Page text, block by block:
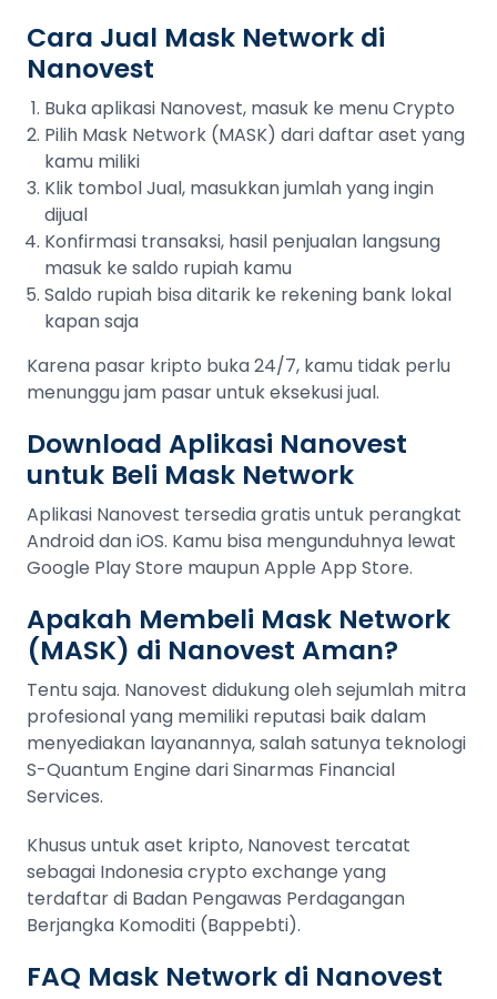
Cara Jual Mask Network di
Nanovest
Buka aplikasi Nanovest, masuk ke menu Crypto
Pilih Mask Network (MASK) dari daftar aset yang
kamu miliki
Klik tombol Jual, masukkan jumlah yang ingin
dijual
Konfirmasi transaksi, hasil penjualan langsung
masuk ke saldo rupiah kamu
Saldo rupiah bisa ditarik ke rekening bank lokal
kapan saja
Karena pasar kripto buka 24/7, kamu tidak perlu
menunggu jam pasar untuk eksekusi jual.
Download Aplikasi Nanovest
untuk Beli Mask Network
Aplikasi Nanovest tersedia gratis untuk perangkat
Android dan iOS. Kamu bisa mengunduhnya lewat
Google Play Store maupun Apple App Store.
Apakah Membeli Mask Network
(MASK) di Nanovest Aman?
Tentu saja. Nanovest didukung oleh sejumlah mitra
profesional yang memiliki reputasi baik dalam
menyediakan layanannya, salah satunya teknologi
S-Quantum Engine dari Sinarmas Financial
Services.
Khusus untuk aset kripto, Nanovest tercatat
sebagai Indonesia crypto exchange yang
terdaftar di Badan Pengawas Perdagangan
Berjangka Komoditi (Bappebti).
FAQ Mask Network di Nanovest